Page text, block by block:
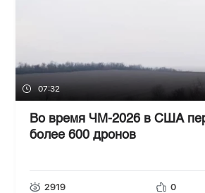
07:32
Во время ЧМ-2026 в США
более 600 дронов
2919 0